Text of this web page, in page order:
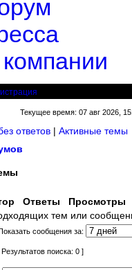
Текущее время: 07 авг 2026,
ответов | Активные темы
Ответы Просмотры
тем или
сообщения за:
Результатов поиска: 0 ]